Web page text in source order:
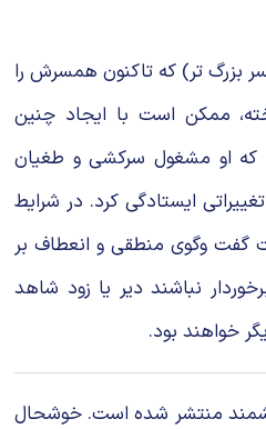
بزرگ تر) که تاکنون همسرش را
ممکن است با ایجاد چنین
که او مشغول سرکشی و طغیان
ایستادگی کرد. در شرایط
گفت وگوی منطقی و انعطاف بر
نباشند دیر یا زود شاهد
خواهند بود.
منتشر شده است. خوشحال